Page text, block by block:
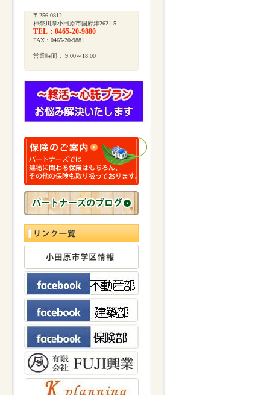
〒256-0812
神奈川県小田原市国府津2621-5
TEL：0465-20-9880
FAX：0465-20-9881
営業時間： 9:00～18:00